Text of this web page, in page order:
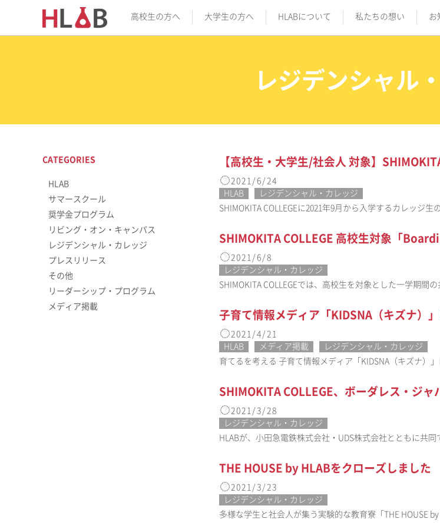
高校生の方へ 大学生の方へ HLABについて 私たちの想い お
レジデンシャル
【高校生・大学生/社会人 対象】
2021/6/24
HLAB
レジデンシャル・カレッジ
SHIMOKITA COLLEGEに2021年9月から入学するカレッジ
SHIMOKITA COLLEGE 高校生対象「
2021/6/8
レジデンシャル・カレッジ
SHIMOKITA COLLEGEでは、高校生を対象とした一学期間
子育て情報メディア「KIDSNA（キズナ）
2021/4/21
HLAB
メディア掲載
レジデンシャル・カレッジ
育てるを考える 子育て情報メディア「KIDSNA（キズナ）
SHIMOKITA COLLEGE、ボーダレス・ジ
2021/3/28
レジデンシャル・カレッジ
HLABが、小田急電鉄株式会社・UDS株式会社とともに共同
THE HOUSE by HLABをクローズしました
2021/3/23
レジデンシャル・カレッジ
多様な学生と社会人が集う実験的な教育寮「THE HOUSE
CATEGORIES
HLAB
サマースクール
奨学金プログラム
リビング・オン・キャンパス
レジデンシャル・カレッジ
プレスリリース
その他
リーダーシップ・プログラム
メディア掲載